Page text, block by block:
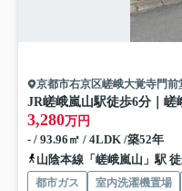
京都市右京区嵯峨大覚寺門前
3,280万円
- / 93.96㎡ / 4LDK /築52年
山陰本線「嵯峨嵐山」駅
都市ガス 室内洗濯機置場